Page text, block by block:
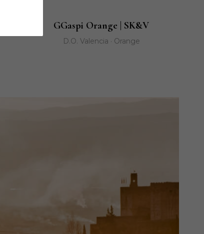
GGaspi Orange | SK&V
D.O. Valencia · Orange